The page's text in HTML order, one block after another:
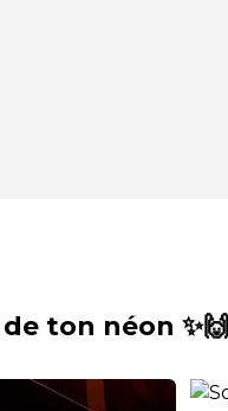
ton néon ✨🙌